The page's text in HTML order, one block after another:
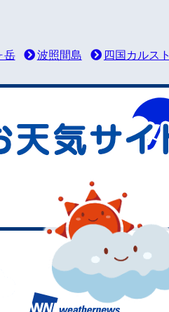
岳 波照間島 四国カルスト